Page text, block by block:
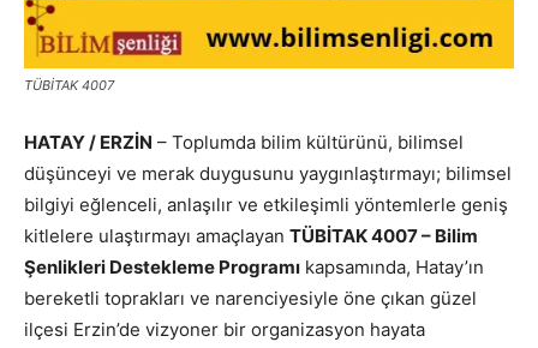
TÜBİTAK 4007
HATAY / ERZİN – Toplumda bilim kültürünü, bilimsel
düşünceyi ve merak duygusunu yaygınlaştırmayı; bilimsel
bilgiyi eğlenceli, anlaşılır ve etkileşimli yöntemlerle geniş
kitlelere ulaştırmayı amaçlayan TÜBİTAK 4007 – Bilim
Şenlikleri Destekleme Programı kapsamında, Hatay’ın
bereketli toprakları ve narenciyesiyle öne çıkan güzel
ilçesi Erzin’de vizyoner bir organizasyon hayata